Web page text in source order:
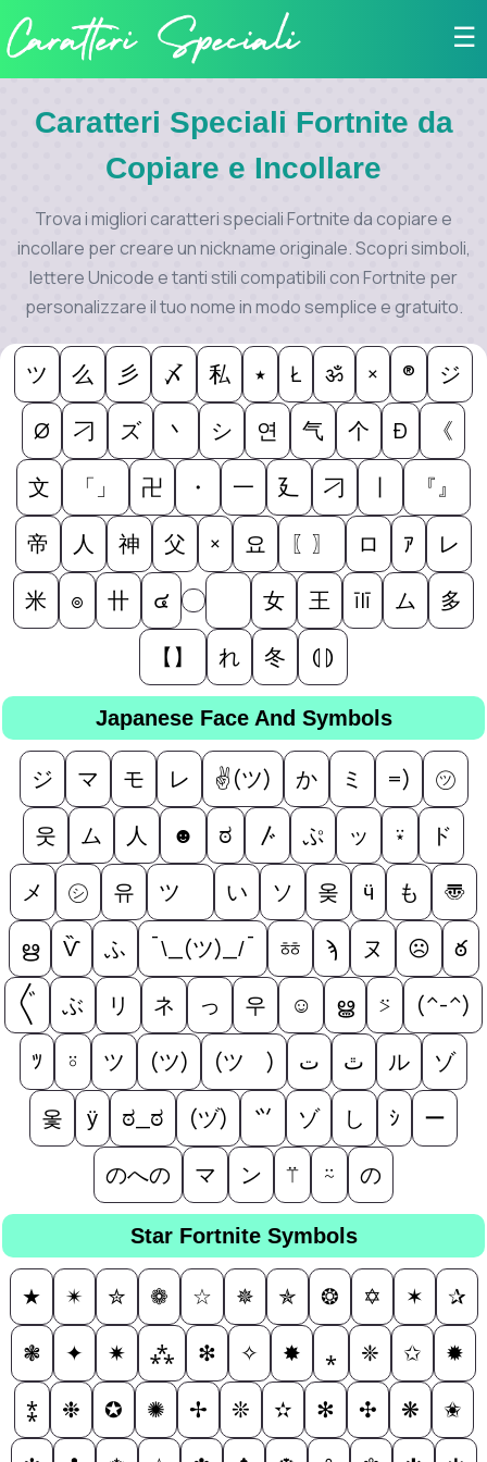
☰
Caratteri Speciali Fortnite da
Copiare e Incollare
Trova i migliori caratteri speciali Fortnite da copiare e
incollare per creare un nickname originale. Scopri simboli,
lettere Unicode e tanti stili compatibili con Fortnite per
personalizzare il tuo nome in modo semplice e gratuito.
ツ 么 彡 〆 私 ٭ Ł ॐ × ®
ジ
Ø
刁 ズ 丶 シ 연 气 个 Ð
《
文
「」 卍 ・ 一 廴 刁 丨
『』
帝
人 神 父 × 요 〖〗 ロ ｱ
レ
米
๏ 卄 ๔ 女 王 īlī ム
多
【】
れ 冬 ⦇⦈
Japanese Face And Symbols
ジ マ モ レ ✌(ツ) か ミ =)
㋡
웃
ム 人 ☻ ಠ 〴 ぷ ッ ⍣
ド
メ
㋛ 유 ツ゚ い ソ 옺 ӵ も
〠
ഋ
Ѷ ふ ¯\_(ツ)_/¯ ㆅ ϡ ヌ ☹
ఠ
〲
ぶ リ ネ っ 우 ☺ ൠ ⍩
(^-^)
ﾂ
⍤ ツ (ツ) (ツ゚) ت ﭢ ル
ゾ
옻
ӱ ಠ_ಠ (ヅ) ⺍ ゾ し ｼ
ー
のへの
マ ン ⍡ ⍨ の
Star Fortnite Symbols
★ ✴ ✮ ❁ ☆ ✵ ✯ ❂ ✡ ✶
✰
❃
✦ ✷ ⁂ ❇ ✧ ✸ ⁎ ❈ ✩
✹
⁑
❉ ✪ ✺ ✢ ❊ ✫ ✻ ✣ ❋
✬